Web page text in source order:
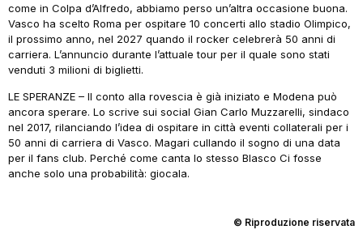
come in Colpa d’Alfredo, abbiamo perso un’altra occasione buona.
Vasco ha scelto Roma per ospitare 10 concerti allo stadio Olimpico,
il prossimo anno, nel 2027 quando il rocker celebrerà 50 anni di
carriera. L’annuncio durante l’attuale tour per il quale sono stati
venduti 3 milioni di biglietti.
LE SPERANZE – Il conto alla rovescia è già iniziato e Modena può
ancora sperare. Lo scrive sui social Gian Carlo Muzzarelli, sindaco
nel 2017, rilanciando l’idea di ospitare in città eventi collaterali per i
50 anni di carriera di Vasco. Magari cullando il sogno di una data
per il fans club. Perché come canta lo stesso Blasco Ci fosse
anche solo una probabilità: giocala.
© Riproduzione riservata